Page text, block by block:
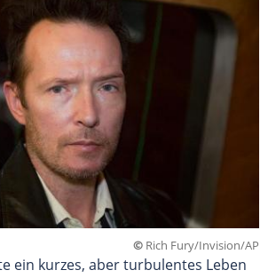
© Rich Fury/Invision/AP
ein kurzes, aber turbulentes Leben